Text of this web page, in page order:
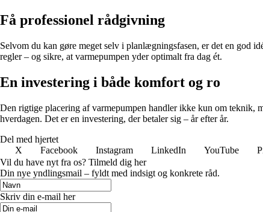
Få professionel rådgivning
Selvom du kan gøre meget selv i planlægningsfasen, er det en god
regler – og sikre, at varmepumpen yder optimalt fra dag ét.
En investering i både komfort og ro
Den rigtige placering af varmepumpen handler ikke kun om teknik,
hverdagen. Det er en investering, der betaler sig – år efter år.
Del med hjertet
X
Facebook Instagram LinkedIn YouTube
Vil du have nyt fra os? Tilmeld dig her
Din nye yndlingsmail – fyldt med indsigt og konkrete råd.
Skriv din e-mail her